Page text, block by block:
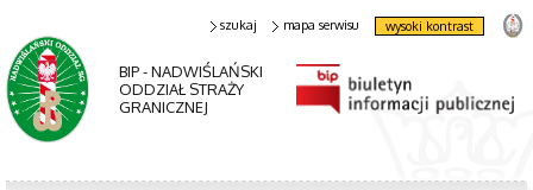
BIP - NADWIŚLAŃSKI
ODDZIAŁ STRAŻY
GRANICZNEJ
szukaj mapa serwisu wysoki kontrast